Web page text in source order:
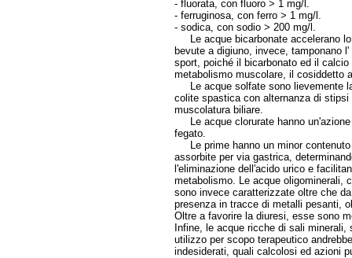
- fluorata, con fluoro > 1 mg/l.
- ferruginosa, con ferro > 1 mg/l.
- sodica, con sodio > 200 mg/l.
Le acque bicarbonate accelerano
bevute a digiuno, invece, tamponano
sport, poiché il bicarbonato ed il
metabolismo muscolare, il cosiddetto
Le acque solfate sono lievemente
colite spastica con alternanza di
muscolatura biliare.
Le acque clorurate hanno un'azione
fegato.
Le prime hanno un minor contenuto
assorbite per via gastrica,
l'eliminazione dell'acido urico e
metabolismo. Le acque oligominerali,
sono invece caratterizzate oltre che
presenza in tracce di metalli pesanti,
Oltre a favorire la diuresi, esse sono
Infine, le acque ricche di sali
utilizzo per scopo terapeutico
indesiderati, quali calcolosi ed azioni